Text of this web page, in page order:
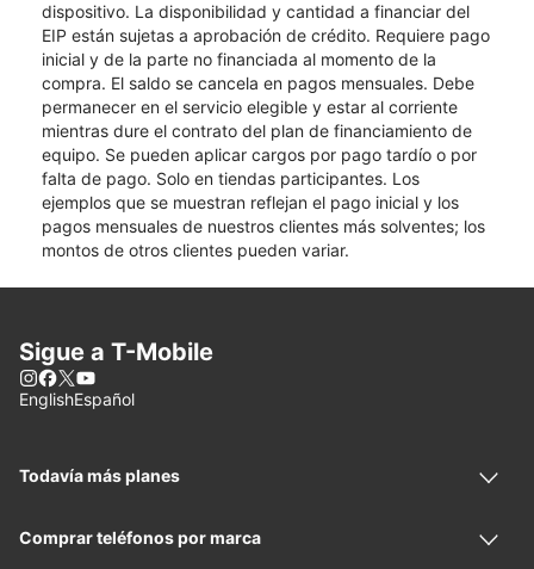
dispositivo. La disponibilidad y cantidad a financiar del
EIP están sujetas a aprobación de crédito. Requiere pago
inicial y de la parte no financiada al momento de la
compra. El saldo se cancela en pagos mensuales. Debe
permanecer en el servicio elegible y estar al corriente
mientras dure el contrato del plan de financiamiento de
equipo. Se pueden aplicar cargos por pago tardío o por
falta de pago. Solo en tiendas participantes. Los
ejemplos que se muestran reflejan el pago inicial y los
pagos mensuales de nuestros clientes más solventes; los
montos de otros clientes pueden variar.